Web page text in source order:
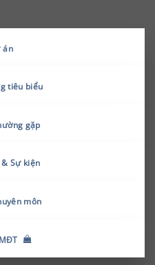
án
tiêu biểu
gặp
Sự kiện
môn